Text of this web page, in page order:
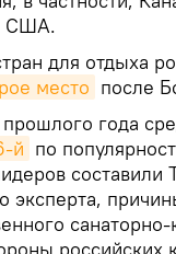
США.
для отдыха
место после
года
й по
эксперта,